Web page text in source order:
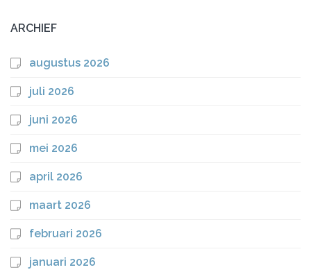
ARCHIEF
augustus 2026
juli 2026
juni 2026
mei 2026
april 2026
maart 2026
februari 2026
januari 2026